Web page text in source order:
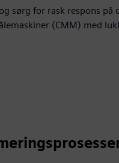
sørg for rask respons på
(CMM) med